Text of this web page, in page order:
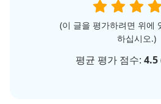
(이 글을 평가하려면 위에
하십시오.)
평균 평가 점수: 4.5